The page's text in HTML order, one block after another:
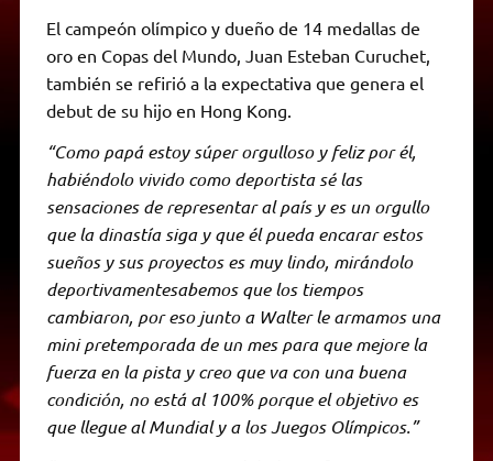
El campeón olímpico y dueño de 14 medallas de
oro en Copas del Mundo, Juan Esteban Curuchet,
también se refirió a la expectativa que genera el
debut de su hijo en Hong Kong.
“Como papá estoy súper orgulloso y feliz por él,
habiéndolo vivido como deportista sé las
sensaciones de representar al país y es un orgullo
que la dinastía siga y que él pueda encarar estos
sueños y sus proyectos es muy lindo, mirándolo
deportivamentesabemos que los tiempos
cambiaron, por eso junto a Walter le armamos una
mini pretemporada de un mes para que mejore la
fuerza en la pista y creo que va con una buena
condición, no está al 100% porque el objetivo es
que llegue al Mundial y a los Juegos Olímpicos.”